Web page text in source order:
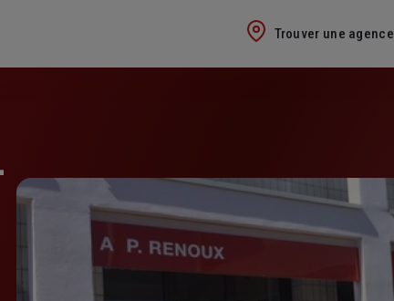
Trouver une agence